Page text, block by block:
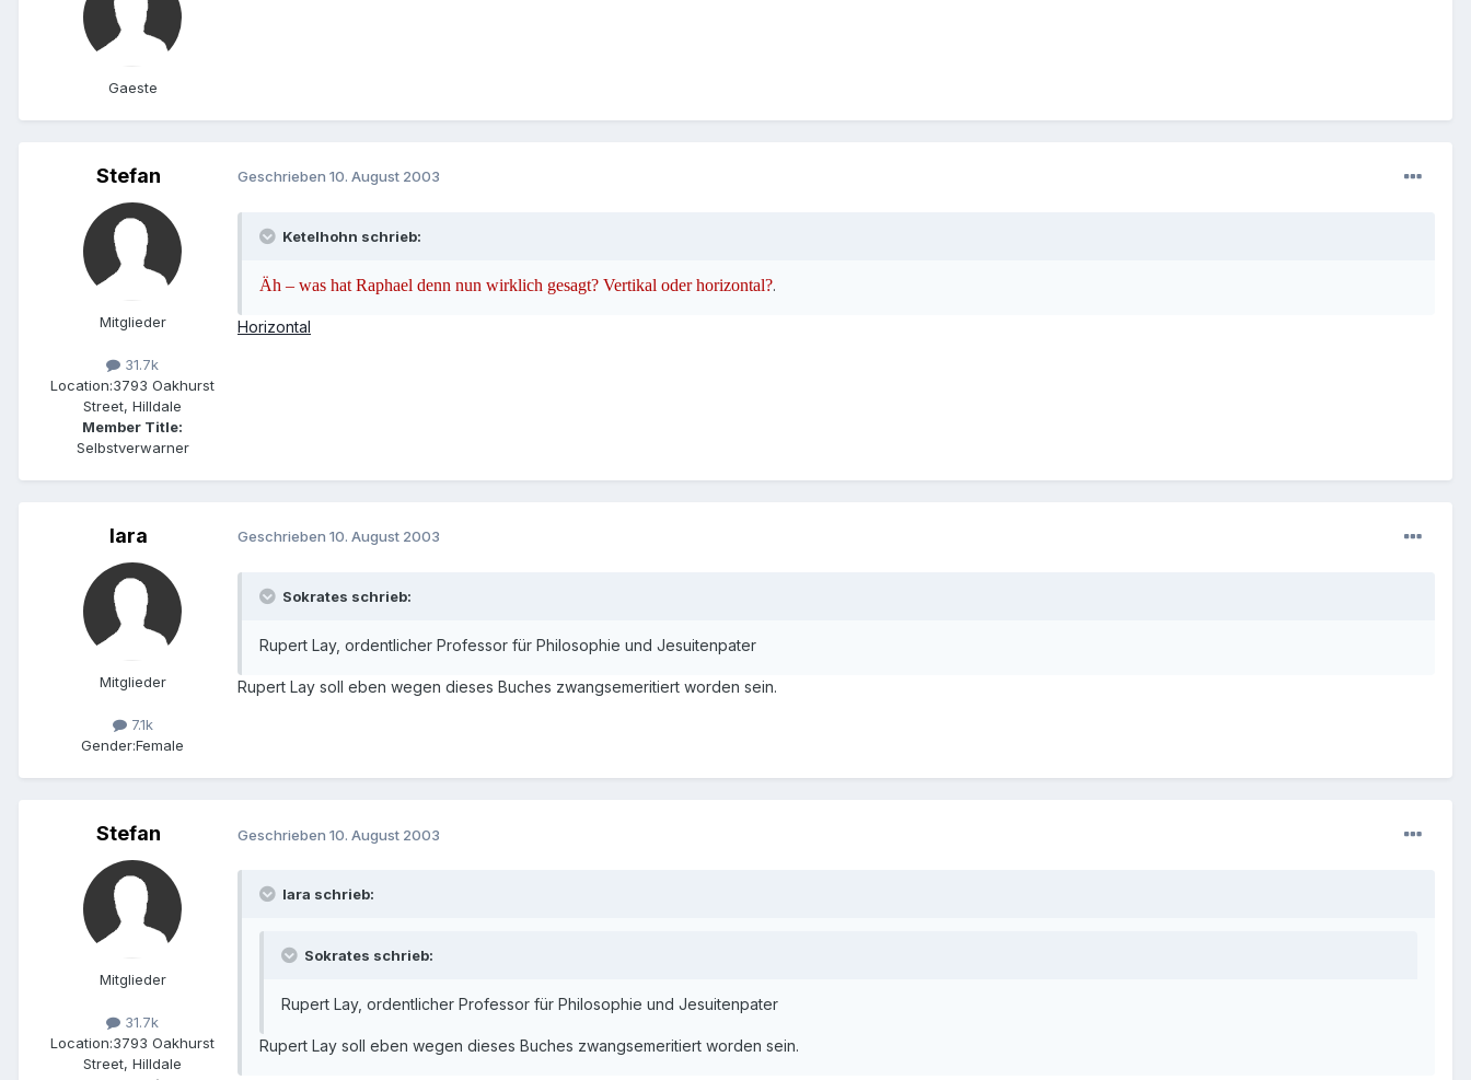
Gaeste
Stefan
Mitglieder
31.7k
Location:3793 Oakhurst
Street, Hilldale
Member Title:
Selbstverwarner
Geschrieben 10. August 2003
Ketelhohn schrieb:
Äh – was hat Raphael denn nun wirklich gesagt? Vertikal oder horizontal?.
Horizontal
lara
Mitglieder
7.1k
Gender:Female
Geschrieben 10. August 2003
Sokrates schrieb:
Rupert Lay, ordentlicher Professor für Philosophie und Jesuitenpater
Rupert Lay soll eben wegen dieses Buches zwangsemeritiert worden sein.
Stefan
Mitglieder
31.7k
Location:3793 Oakhurst
Street, Hilldale
Geschrieben 10. August 2003
lara schrieb:
Sokrates schrieb:
Rupert Lay, ordentlicher Professor für Philosophie und Jesuitenpater
Rupert Lay soll eben wegen dieses Buches zwangsemeritiert worden sein.